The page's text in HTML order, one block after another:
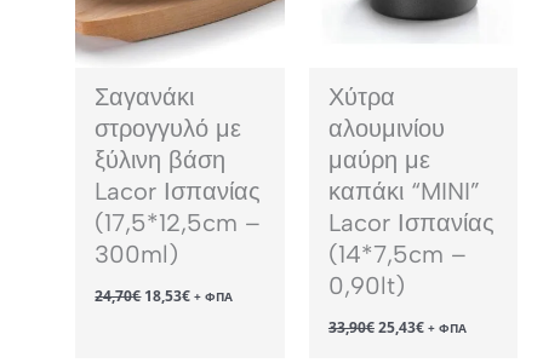
Σαγανάκι
στρογγυλό με
ξύλινη βάση
Lacor Ισπανίας
(17,5*12,5cm –
300ml)
24,70€ Original
price
18,53€Η+ ΦΠΑ
Χύτρα
αλουμινίου
μαύρη με
καπάκι “MINI”
Lacor Ισπανίας
(14*7,5cm –
0,90lt)
33,90€Original
price
25,43€Η+ ΦΠΑ